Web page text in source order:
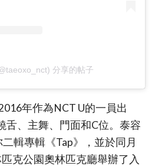
分享的帖子
年作為NCT U的一員出
舌、主舞、門面和C位。泰容
輯專輯《Tap》，並於同月
克公園奧林匹克廳舉辦了入